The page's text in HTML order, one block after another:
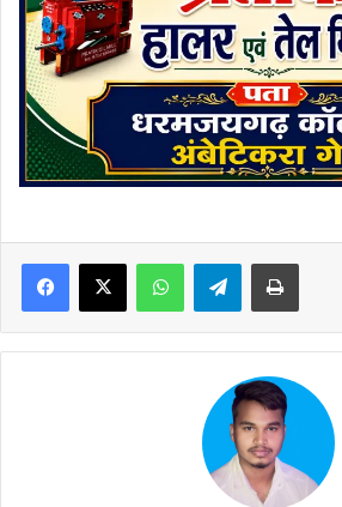
Facebook
X WhatsAppTelegramPrint